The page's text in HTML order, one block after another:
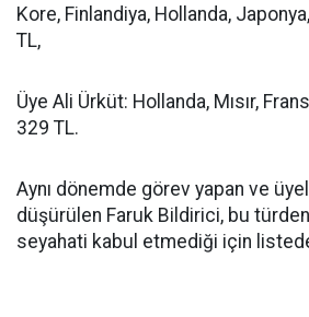
Kore, Finlandiya, Hollanda,
TL,
Üye Ali Ürküt: Hollanda, Mısır,
329 TL.
Aynı dönemde görev yapan ve
düşürülen Faruk Bildirici, bu türden
seyahati kabul etmediği için